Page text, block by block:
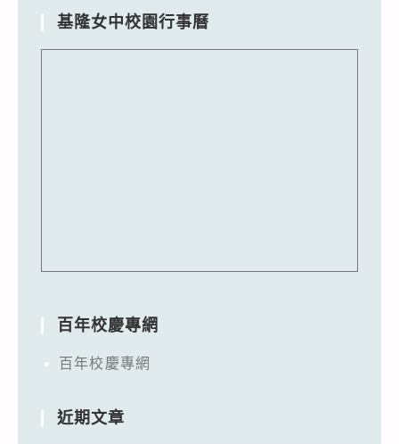
基隆女中校園行事曆
百年校慶專網
百年校慶專網
近期文章